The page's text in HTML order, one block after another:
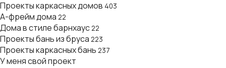
Проекты каркасных домов 403
А-фрейм дома 22
Дома в стиле барнхаус22
Проекты бань из бруса 223
Проекты каркасных бань 237
У меня свой проект